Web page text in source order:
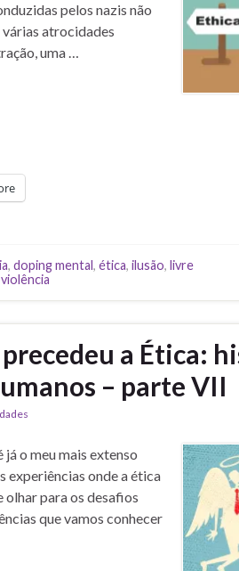
pelos nazis não
várias atrocidades
uma …
, doping mental, ética, ilusão, livre
violência
a Ética:
– parte VII
o meu mais extenso
experiências onde a ética
para os desafios
que vamos conhecer